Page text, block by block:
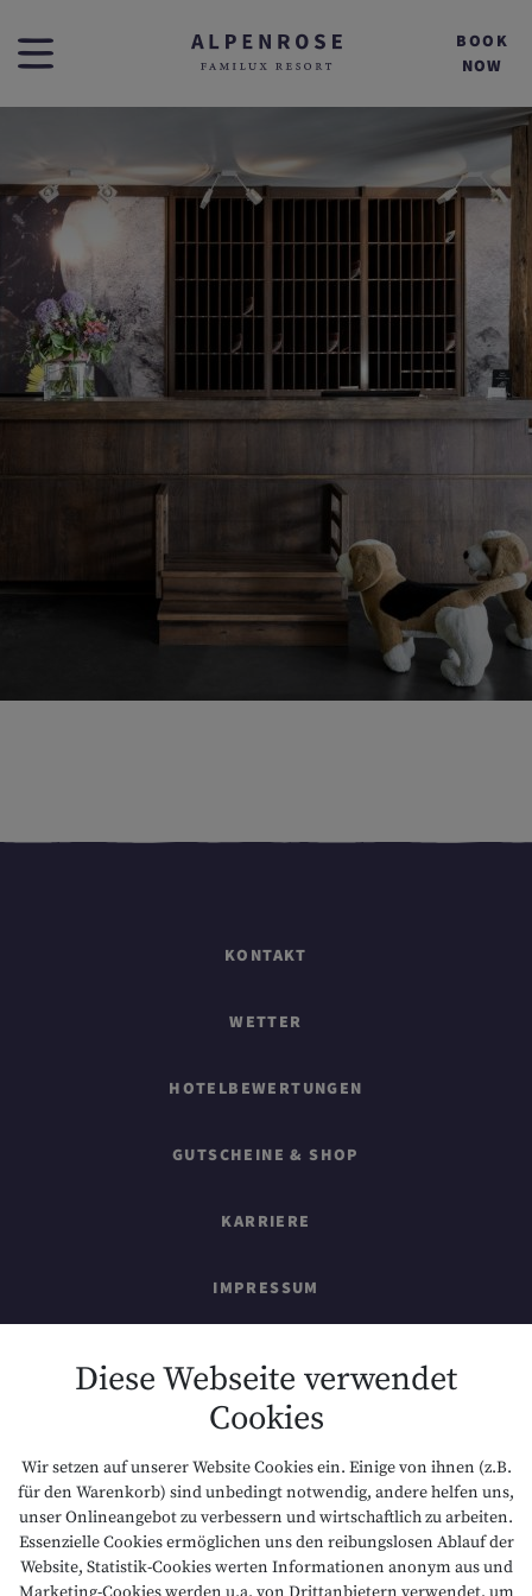
BOOK
NOW
KONTAKT
WETTER
HOTELBEWERTUNGEN
GUTSCHEINE & SHOP
KARRIERE
IMPRESSUM
DATENSCHUTZ
NACHHALTIGKEIT
BARRIEREFREIHEIT
Diese Webseite verwendet
Cookies
Wir setzen auf unserer Website Cookies ein. Einige von ihnen (z.B.
für den Warenkorb) sind unbedingt notwendig, andere helfen uns,
unser Onlineangebot zu verbessern und wirtschaftlich zu arbeiten.
Essenzielle Cookies ermöglichen uns den reibungslosen Ablauf der
Website, Statistik-Cookies werten Informationen anonym aus und